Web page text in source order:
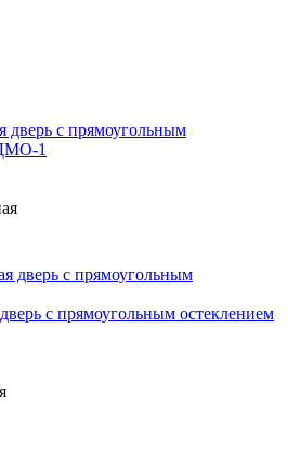
дверь с прямоугольным
1
с прямоугольным остеклением